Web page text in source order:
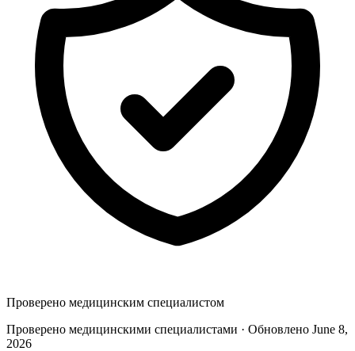
Проверено медицинским специалистом
Проверено медицинскими специалистами · Обновлено June 8,
2026